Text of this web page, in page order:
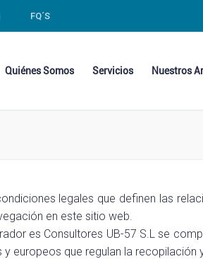
FQ´S
Quiénes Somos Servicios Nuestros
legales que definen las
en este sitio web.
es Consultores UB-57 S.L se
europeos que regulan la